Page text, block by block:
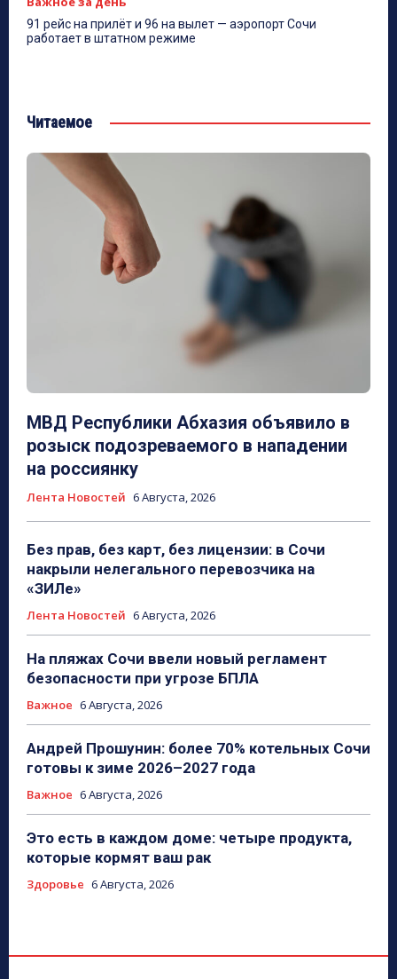
91 рейс на прилёт и 96 на вылет — аэропорт Сочи
работает в штатном режиме
Читаемое
МВД Республики Абхазия объявило в
розыск подозреваемого в нападении
на россиянку
Лента Новостей 6 Августа, 2026
Без прав, без карт, без лицензии: в Сочи
накрыли нелегального перевозчика на
«ЗИЛе»
Лента Новостей 6 Августа, 2026
На пляжах Сочи ввели новый регламент
безопасности при угрозе БПЛА
Важное 6 Августа, 2026
Андрей Прошунин: более 70% котельных Сочи
готовы к зиме 2026–2027 года
Важное 6 Августа, 2026
Это есть в каждом доме: четыре продукта,
которые кормят ваш рак
Здоровье 6 Августа, 2026